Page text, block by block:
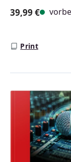
39,99 €
Print